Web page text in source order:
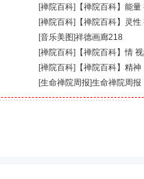
【禅院百科】能
[禅院百科]
【禅院百科】灵
[禅院百科]
祥德画廊218
[音乐美图]
【禅院百科】情
[禅院百科]
【禅院百科】精
[禅院百科]
生命禅院周报
[生命禅院周报]